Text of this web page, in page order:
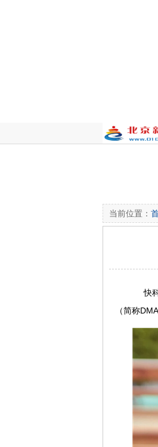
当前位置：
快科
（简称